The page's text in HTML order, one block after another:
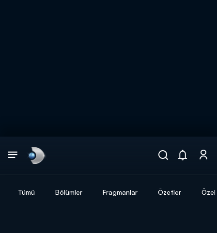
Tümü Bölümler Fragmanlar Özetler